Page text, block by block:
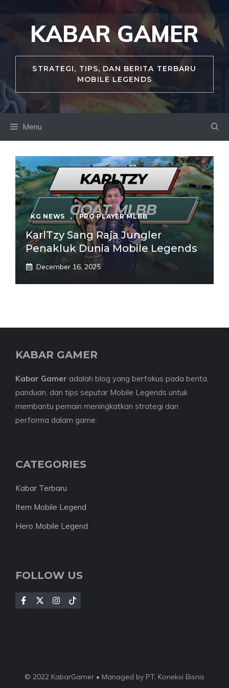
content
KABAR GAMER
STRATEGI, TIPS, DAN BERITA TERBARU
MOBILE LEGENDS
Menu
KG NEWS , PRO PLAYER MLBB
KarlTzy Sang Raja Jungler
Penakluk Dunia Mobile Legends
December 16, 2025
KABAR GAMER
Kabar Gamer adalah blog yang berfokus pada berita,
panduan, dan tips seputar Mobile Legends untuk
membantu pemain meningkatkan strategi dan
performa dalam game.
CATEGORIES
Kabar Terbaru
Item Mobile Legend
Hero Mobile Legend
FOLLOW US
© 2022 KabarGamer • Managed by PT. Koneksi Bisnis